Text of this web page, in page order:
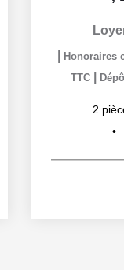
Honoraires
TTC
2